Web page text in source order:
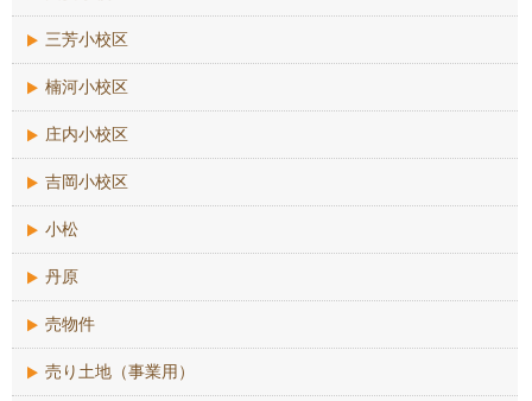
三芳小校区
楠河小校区
庄内小校区
吉岡小校区
小松
丹原
売物件
売り土地（事業用）